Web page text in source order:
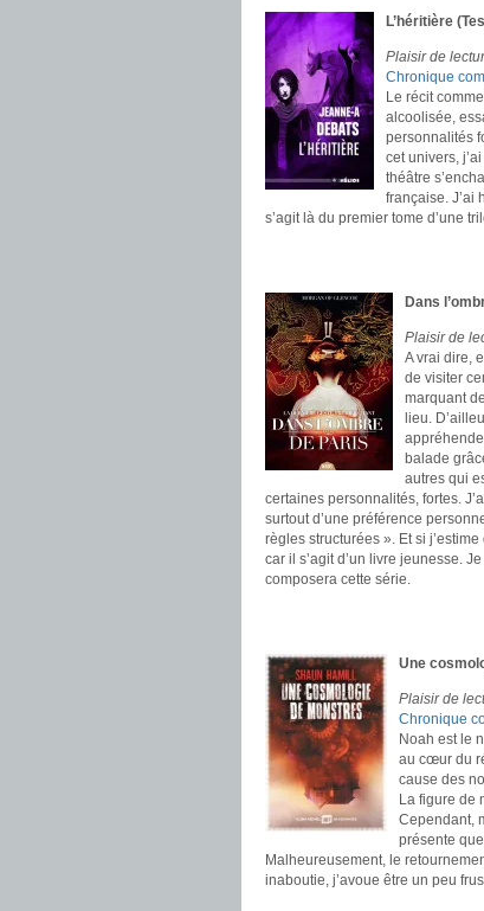
L’héritière
Plaisir de
Chronique
Le récit
alcoolisée,
personnalités
cet univers,
théâtre
française. J’ai
s’agit là du premier tome d’une
Dans
Plaisir de
A vrai dire,
de visiter
marquant
lieu.
balade
autres qui
certaines personnalités, fortes.
surtout d’une préférence
règles structurées ». Et si
car il s’agit d’un livre jeunesse.
composera cette série.
Une
Plaisir de
Chronique
Noah est le
au cœur du
cause des
La figure de
Cependant,
présente
Malheureusement, le
inaboutie, j’avoue être un peu